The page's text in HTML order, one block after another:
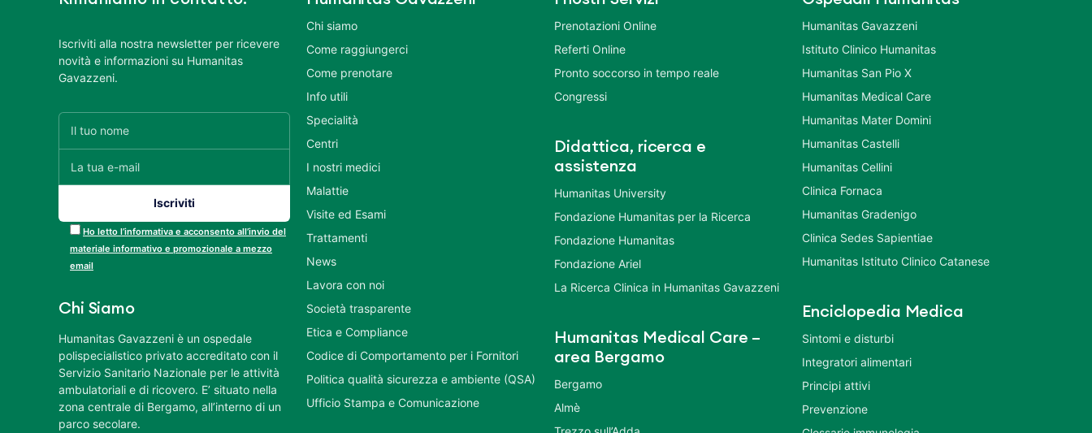
Iscriviti alla nostra newsletter per ricevere
novità e informazioni su Humanitas
Gavazzeni.
Ho letto l’informativa e acconsento all’invio del
materiale informativo e promozionale a mezzo
email
Chi Siamo
Humanitas Gavazzeni è un ospedale
polispecialistico privato accreditato con il
Servizio Sanitario Nazionale per le attività
ambulatoriali e di ricovero. E’ situato nella
zona centrale di Bergamo, all’interno di un
parco secolare.
Chi siamo
Come raggiungerci
Come prenotare
Info utili
Specialità
Centri
I nostri medici
Malattie
Visite ed Esami
Trattamenti
News
Lavora con noi
Società trasparente
Etica e Compliance
Codice di Comportamento per i Fornitori
Politica qualità sicurezza e ambiente (QSA)
Ufficio Stampa e Comunicazione
Prenotazioni Online
Referti Online
Pronto soccorso in tempo reale
Congressi
Didattica, ricerca e
assistenza
Humanitas University
Fondazione Humanitas per la Ricerca
Fondazione Humanitas
Fondazione Ariel
La Ricerca Clinica in Humanitas Gavazzeni
Humanitas Medical Care –
area Bergamo
Bergamo
Almè
Humanitas Gavazzeni
Istituto Clinico Humanitas
Humanitas San Pio X
Humanitas Medical Care
Humanitas Mater Domini
Humanitas Castelli
Humanitas Cellini
Clinica Fornaca
Humanitas Gradenigo
Clinica Sedes Sapientiae
Humanitas Istituto Clinico Catanese
Enciclopedia Medica
Sintomi e disturbi
Integratori alimentari
Principi attivi
Prevenzione